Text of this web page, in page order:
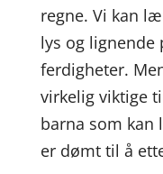
regne. Vi kan
lys og lignende
ferdigheter.
virkelig viktige
barna som kan
er dømt til å